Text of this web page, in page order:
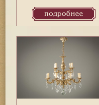
подробнее